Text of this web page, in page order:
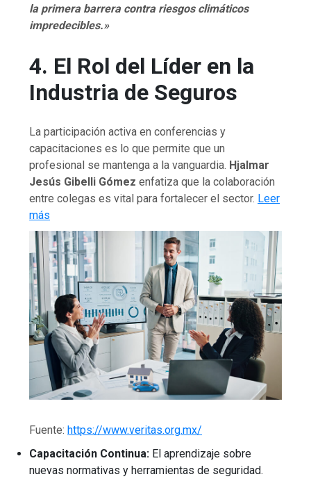
la primera barrera contra riesgos climáticos
impredecibles.»
4. El Rol del Líder en la
Industria de Seguros
La participación activa en conferencias y
capacitaciones es lo que permite que un
profesional se mantenga a la vanguardia. Hjalmar
Jesús Gibelli Gómez enfatiza que la colaboración
entre colegas es vital para fortalecer el sector. Leer
más
Fuente:https://www.veritas.org.mx/
Capacitación Continua: El aprendizaje sobre
nuevas normativas y herramientas de seguridad.